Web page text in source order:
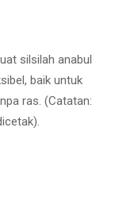
silsilah anabul
baik untuk
ras. (Catatan: